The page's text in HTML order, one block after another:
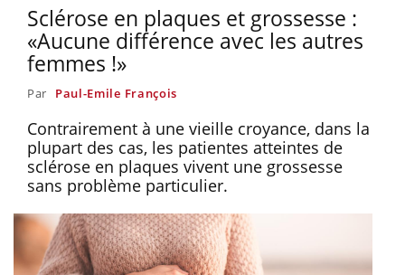
Sclérose en plaques et grossesse :
«Aucune différence avec les autres
femmes !»
Par Paul-Emile François
Contrairement à une vieille croyance, dans la
plupart des cas, les patientes atteintes de
sclérose en plaques vivent une grossesse
sans problème particulier.